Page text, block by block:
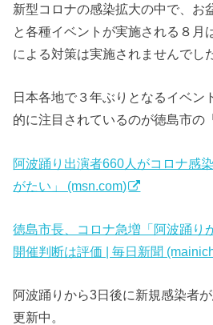
新型コロナの感染拡大の中で、お
と各種イベントが実施される８月
による対策は実施されませんでし
日本各地で３年ぶりとなるイベン
的に注目されているのが徳島市の
阿波踊り出演者660人がコロナ感
がたい」 (msn.com)
徳島市長、コロナ急増「阿波踊
開催判断は評価 | 毎日新聞
阿波踊りから3日後に新規感染者
更新中。